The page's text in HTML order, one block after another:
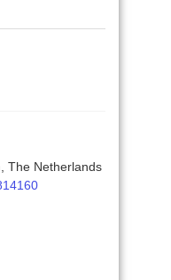
The Netherlands